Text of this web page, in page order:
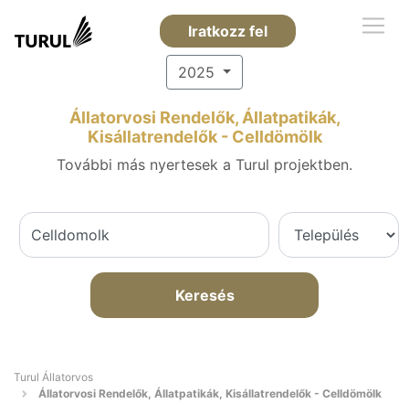
Iratkozz fel
2025
Állatorvosi Rendelők, Állatpatikák,
Kisállatrendelők - Celldömölk
További más nyertesek a Turul projektben.
Keresés
Turul Állatorvos
Állatorvosi Rendelők, Állatpatikák, Kisállatrendelők - Celldömölk